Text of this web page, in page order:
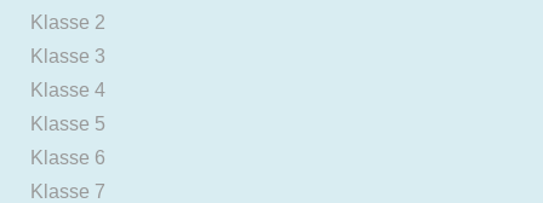
Klasse 2
Klasse 3
Klasse 4
Klasse 5
Klasse 6
Klasse 7